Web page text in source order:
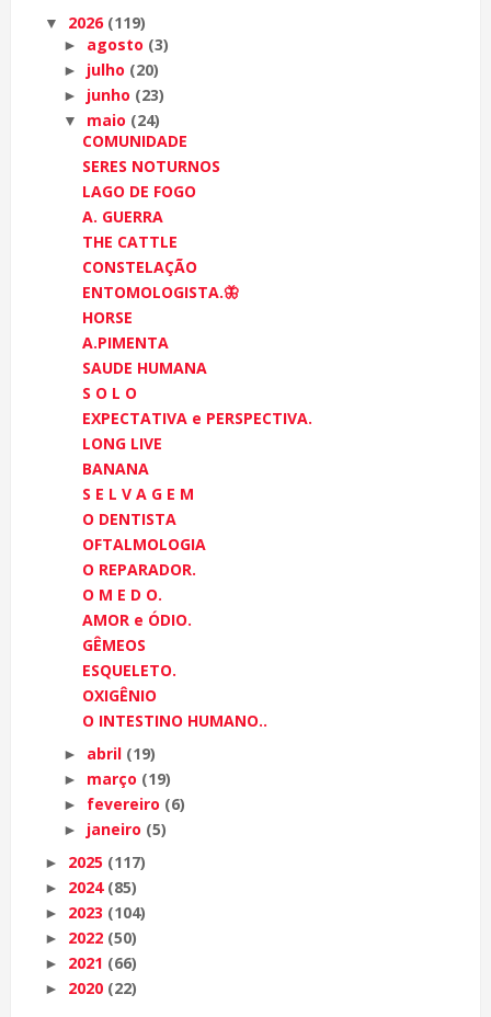
▼ 2026 (119)
► agosto (3)
► julho (20)
► junho (23)
▼ maio (24)
COMUNIDADE
SERES NOTURNOS
LAGO DE FOGO
A. GUERRA
THE CATTLE
CONSTELAÇÃO
ENTOMOLOGISTA.🦋
HORSE
A.PIMENTA
SAUDE HUMANA
S O L O
EXPECTATIVA e PERSPECTIVA.
LONG LIVE
BANANA
S E L V A G E M
O DENTISTA
OFTALMOLOGIA
O REPARADOR.
O M E D O.
AMOR e ÓDIO.
GÊMEOS
ESQUELETO.
OXIGÊNIO
O INTESTINO HUMANO..
► abril (19)
► março (19)
► fevereiro (6)
► janeiro (5)
► 2025 (117)
► 2024 (85)
► 2023 (104)
► 2022 (50)
► 2021 (66)
► 2020 (22)